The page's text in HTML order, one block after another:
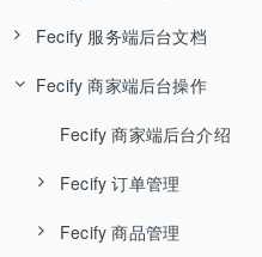
Fecify 最新发布
Fecify AI知识库
Fecify 环境配置-手动
Fecify 环境配置-宝塔
Fecify 系统安装
Fecify系统自启动配置
Fecify ssl
Fecify 服务端后台文档
Fecify 用户管理
Fecify 店铺管理
Fecify 应用管理
Fecify 升级授权
Fecify 商家端后台操作
Fecify 商家端后台介绍
Fecify 订单管理
Fecify 待处理订单
Fecify 商品管理